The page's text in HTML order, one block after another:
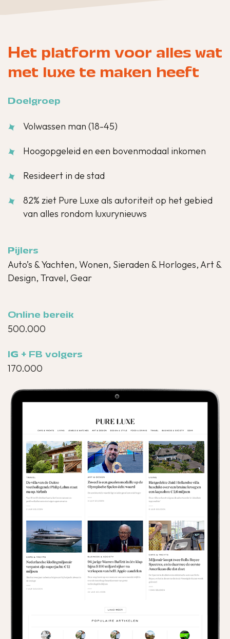
Het platform voor alles wat
met luxe te maken heeft
Doelgroep
Volwassen man (18-45)
Hoogopgeleid en een bovenmodaal inkomen
Resideert in de stad
82% ziet Pure Luxe als autoriteit op het gebied
van alles rondom luxurynieuws
Pijlers
Auto’s & Yachten, Wonen, Sieraden & Horloges, Art &
Design, Travel, Gear
Online bereik
500.000
IG + FB volgers
170.000